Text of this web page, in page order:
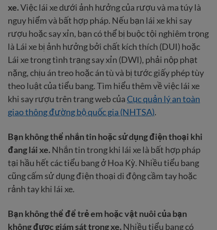
xe.Việc lái xe dưới ảnh hưởng của rượu và ma túy là
nguy hiểm và bất hợp pháp. Nếu bạn lái xe khi say
rượu hoặc say xỉn, bạn có thể bị buộc tội nghiêm trọng
là Lái xe bị ảnh hưởng bởi chất kích thích (DUI) hoặc
Lái xe trong tình trạng say xỉn (DWI), phải nộp phạt
nặng, chịu án treo hoặc án tù và bị tước giấy phép tùy
theo luật của tiểu bang. Tìm hiểu thêm về việc lái xe
khi say rượu trên trang web của Cục quản lý an toàn
giao thông đường bộ quốc gia (NHTSA).
Bạn không thể nhắn tin hoặc sử dụng điện thoại khi
đang lái xe.Nhắn tin trong khi lái xe là bất hợp pháp
tại hầu hết các tiểu bang ở Hoa Kỳ. Nhiều tiểu bang
cũng cấm sử dụng điện thoại di động cầm tay hoặc
rảnh tay khi lái xe.
Bạn không thể để trẻ em hoặc vật nuôi của bạn
không được giám sát trong xe.Nhiều tiểu bang có